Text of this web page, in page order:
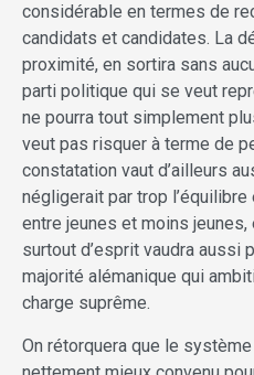
considérable en termes de
candidats et candidates. La
proximité, en sortira sans
parti politique qui se veut
ne pourra tout simplement
veut pas risquer à terme de
constatation vaut d’ailleurs
négligerait par trop
entre jeunes et moins
surtout d’esprit vaudra aussi
majorité alémanique qui
charge suprême.
On rétorquera que le